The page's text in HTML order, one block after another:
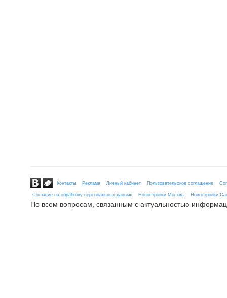
Контакты Реклама Личный кабинет Пользовательское соглашение
Согласие на обработку персональных данных
Новостройки Москвы Новостройки
По всем вопросам, связанным с актуальностью